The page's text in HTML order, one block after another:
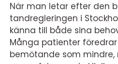
När man letar efter den
tandregleringen i
känna till både sina
Många patienter
bemötande som mindre,